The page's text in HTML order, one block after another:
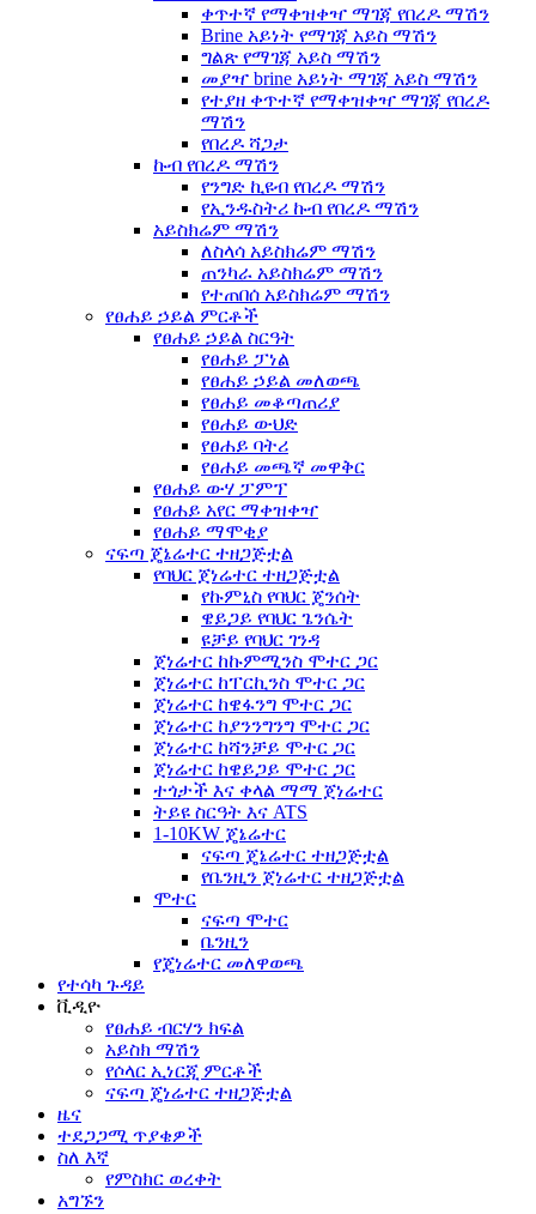
ቀጥተኛ የማቀዝቀዣ ማገጃ የበረዶ ማሽን
Brine አይነት የማገጃ አይስ ማሽን
ግልጽ የማገጃ አይስ ማሽን
መያዣ brine አይነት ማገጃ አይስ ማሽን
የተያዘ ቀጥተኛ የማቀዝቀዣ ማገጃ የበረዶ
ማሽን
የበረዶ ሻጋታ
ኩብ የበረዶ ማሽን
የንግድ ኪዩብ የበረዶ ማሽን
የኢንዱስትሪ ኩብ የበረዶ ማሽን
አይስክሬም ማሽን
ለስላሳ አይስክሬም ማሽን
ጠንካራ አይስክሬም ማሽን
የተጠበሰ አይስክሬም ማሽን
የፀሐይ ኃይል ምርቶች
የፀሐይ ኃይል ስርዓት
የፀሐይ ፓነል
የፀሐይ ኃይል መለወጫ
የፀሐይ መቆጣጠሪያ
የፀሐይ ውህድ
የፀሐይ ባትሪ
የፀሐይ መጫኛ መዋቅር
የፀሐይ ውሃ ፓምፕ
የፀሐይ አየር ማቀዝቀዣ
የፀሐይ ማሞቂያ
ናፍጣ ጄኔሬተር ተዘጋጅቷል
የባህር ጀነሬተር ተዘጋጅቷል
የኩምኒስ የባህር ጄንሰት
ዌይጋይ የባህር ጌንሴት
ዩቻይ የባህር ገንዳ
ጀነሬተር ከኩምሚንስ ሞተር ጋር
ጀነሬተር ከፐርኪንስ ሞተር ጋር
ጀነሬተር ከዌፋንግ ሞተር ጋር
ጀነሬተር ከያንንግንግ ሞተር ጋር
ጀነሬተር ከሻንቻይ ሞተር ጋር
ጀነሬተር ከዌይጋይ ሞተር ጋር
ተጎታች እና ቀላል ማማ ጀነሬተር
ትይዩ ስርዓት እና ATS
1-10KW ጄኔሬተር
ናፍጣ ጄኔሬተር ተዘጋጅቷል
የቤንዚን ጀነሬተር ተዘጋጅቷል
ሞተር
ናፍጣ ሞተር
ቤንዚን
የጄነሬተር መለዋወጫ
የተሳካ ጉዳይ
ቪዲዮ
የፀሐይ ብርሃን ክፍል
አይስክ ማሽን
የሶላር ኢነርጂ ምርቶች
ናፍጣ ጄነሬተር ተዘጋጅቷል
ዜና
ተደጋጋሚ ጥያቄዎች
ስለ እኛ
የምስክር ወረቀት
አግኙን